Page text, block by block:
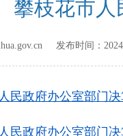
攀枝花市人
发布时间：
民政府办公室部门
民政府办公室部门